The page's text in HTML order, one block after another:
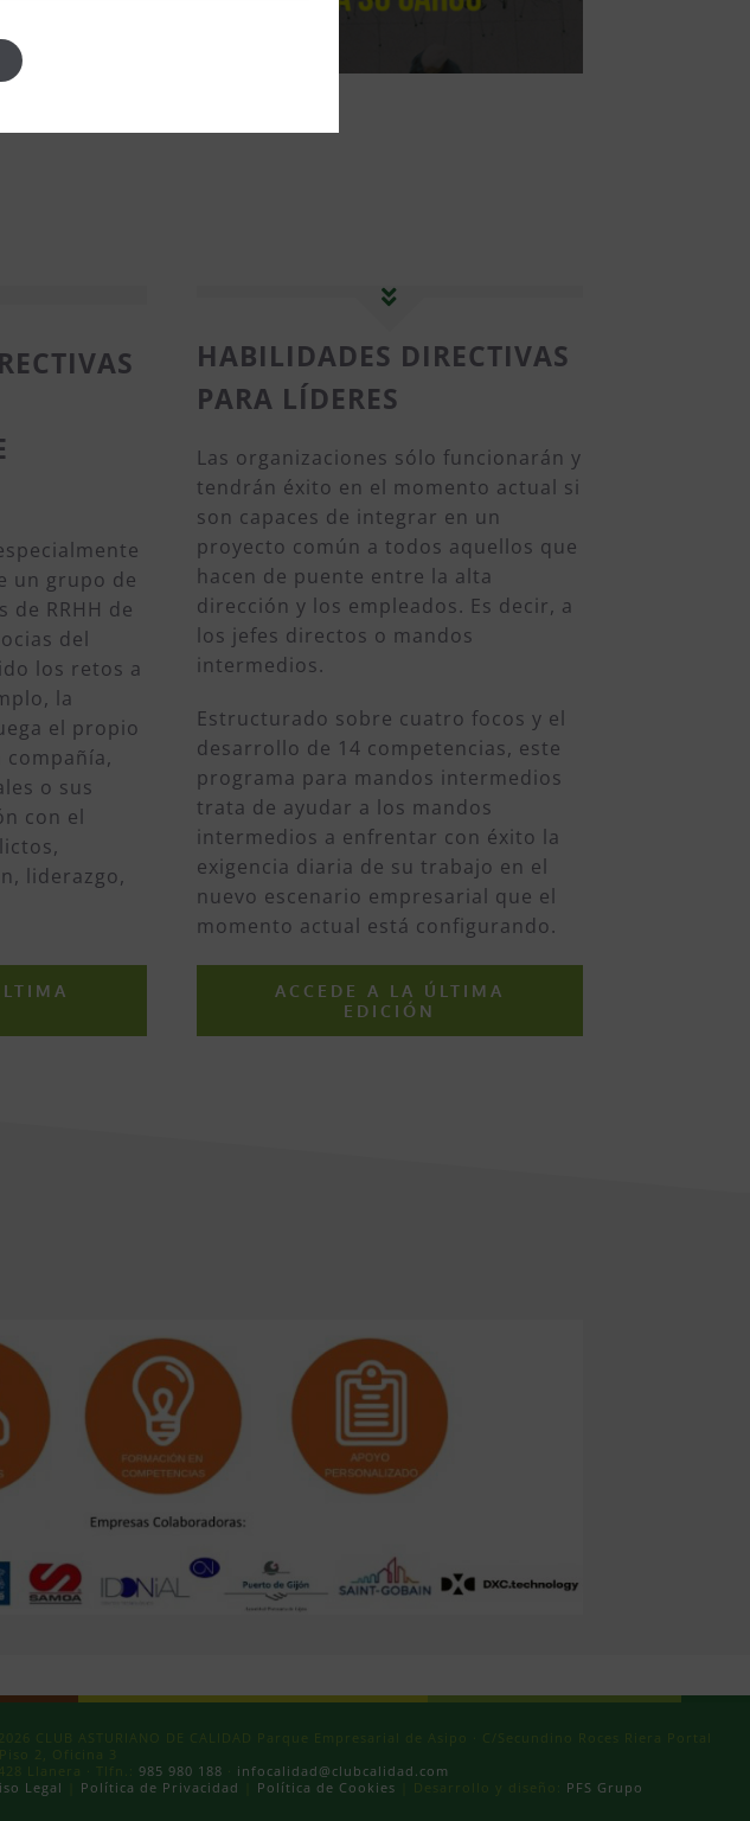
un grupo de
de RRHH de
del
los retos a
la
el propio
o sus
con el
liderazgo,
HABILIDADES DIRECTIVAS
PARA LÍDERES
Las organizaciones sólo funcionarán y
tendrán éxito en el momento actual si
son capaces de integrar en un
proyecto común a todos aquellos que
hacen de puente entre la alta
dirección y los empleados. Es decir, a
los jefes directos o mandos
intermedios.
Estructurado sobre cuatro focos y el
desarrollo de 14 competencias, este
programa para mandos intermedios
trata de ayudar a los mandos
intermedios a enfrentar con éxito la
exigencia diaria de su trabajo en el
nuevo escenario empresarial que el
momento actual está configurando.
ACCEDE A LA ÚLTIMA
EDICIÓN
CLUB ASTURIANO DE CALIDAD Parque Empresarial de Asipo · C/Secundino Roces Riera Portal
Piso 2, Oficina 3
Llanera · Tlfn.:985 980 188
infocalidad@clubcalidad.com
Legal
Política de Privacidad Política de Cookies | Desarrollo y diseño: PFS Grupo